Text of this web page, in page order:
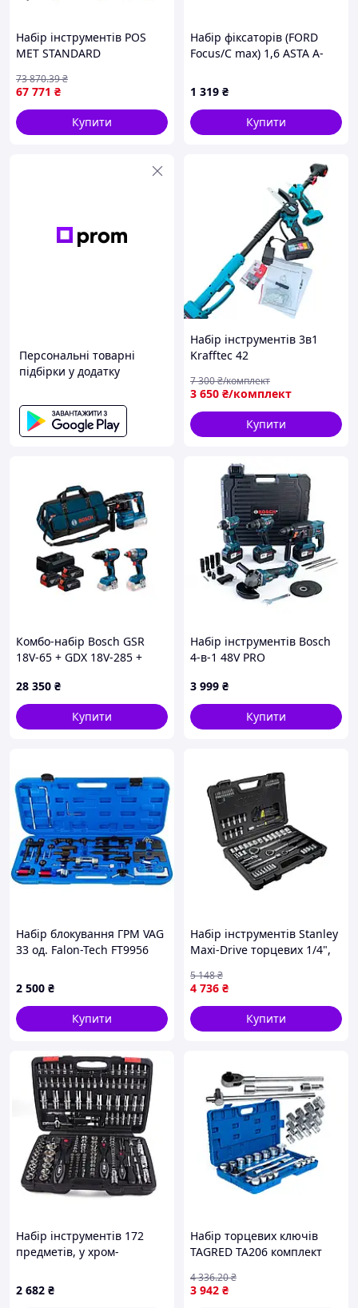
Набір інструментів POS
MET STANDARD
мм для майстерень
фіксація конструкцій
67 771 ₴
73 870.39₴
Купити
Набір фіксаторів (FORD
Focus/C max) 1,6 ASTA A-
1 319 ₴
Купити
Персональні товарні
підбірки у додатку
Набір інструментів 3в1
Krafftec 42
електроінструмент 6 А·год
Професійний садовий
комплект
3 650 ₴/комплект
7 300₴/комплект
Купити
Комбо-набір Bosch GSR
18V-65 + GDX 18V-285 +
GAL 12V-18V-80, M-BAG
(0615A50093)
28 350 ₴
Купити
Набір інструментів Bosch
4-в-1 48V PRO
шуруповерт, гайковерт) з 2
АКБ та зарядним
3 999 ₴
Купити
Набір блокування ГРМ VAG
33 од. Falon-Tech FT9956
2 500 ₴
Купити
Набір інструментів Stanley
Maxi-Drive торцевих 1/4",
(STHT0-73930) —
Доступний
4 736 ₴
5 148₴
Купити
Набір інструментів 172
предметів, у хром-
2 682 ₴
Набір торцевих ключів
TAGRED TA206 комплект
ремонту обслуговування
техніки
3 942 ₴
4 336.20₴